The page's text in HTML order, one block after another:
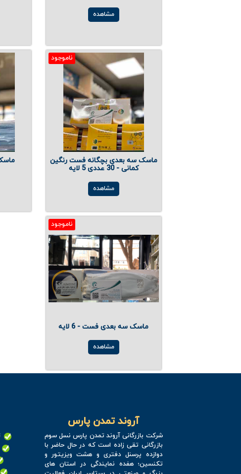
مشاهده
ناموجود
ماسک سه بعدی بچگانه فست رنگین
کمانی - 30 عددی 5 لایه
مشاهده
ناموجود
ماسک سه بعدی فست - 6 لایه
مشاهده
آروند تمدن پارس
شرکت بازرگانی آروند تمدن پارس نسل سوم
بازرگانی تقی زاده است که در حال حاضر با
دوازده پرسنل دفتری و هشت ویزیتور و
تکنسین؛ هفده نمایندگی در استان های